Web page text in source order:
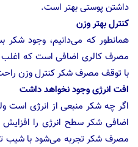
داشتن پوستی بهتر است.
کنترل بهتر وزن
همانطور که می‌دانیم، وجود شکر
مصرف کالری اضافی است که
با توقف مصرف شکر کنترل وزن
افت انرژی وجود نخواهد داشت
اگر چه شکر منبعی از انرژی است
اضافی شکر سطح انرژی را افزایش
مصرف شکر تجربه می‌شود با شیب